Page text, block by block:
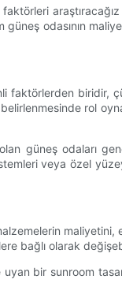
odasının
faktörlerden biridir,
rol
güneş odaları
veya özel
maliyetini,
bağlı olarak
bir sunroom